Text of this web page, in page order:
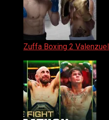
Zuffa Boxing 2